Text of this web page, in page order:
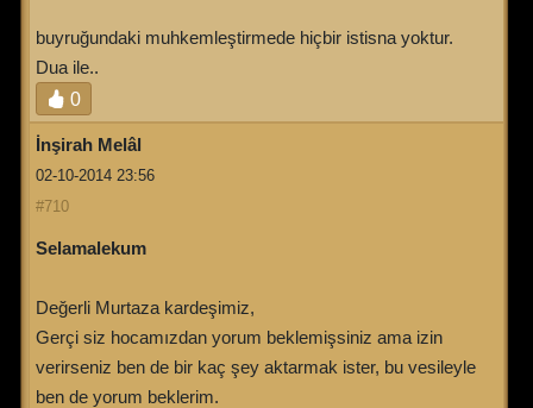
buyruğundaki muhkemleştirmede hiçbir istisna yoktur.
Dua ile..
0
İnşirah Melâl
02-10-2014 23:56
#710
Selamalekum
Değerli Murtaza kardeşimiz,
Gerçi siz hocamızdan yorum beklemişsiniz ama izin
verirseniz ben de bir kaç şey aktarmak ister, bu vesileyle
ben de yorum beklerim.